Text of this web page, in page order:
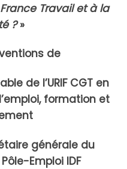
Travail et à la
?»
de
de l’URIF CGT en
formation et
générale du
Emploi IDF